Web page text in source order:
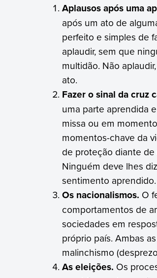
Aplausos após uma
após um ato de
perfeito e simples de
aplaudir, sem que
multidão. Não
ato.
Fazer o sinal da cruz
uma parte aprendida
missa ou em
momentos-chave da
de proteção diante
Ninguém deve lhes
sentimento aprendido.
Os nacionalismos. O
comportamentos de
sociedades em
próprio país. Ambas
malinchismo
As eleições. Os